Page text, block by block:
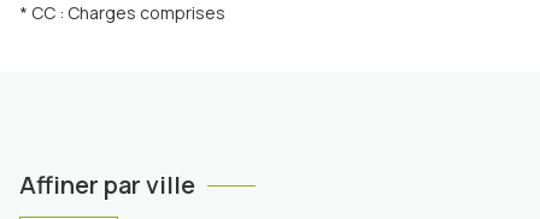
* CC : Charges comprises
Affiner par ville